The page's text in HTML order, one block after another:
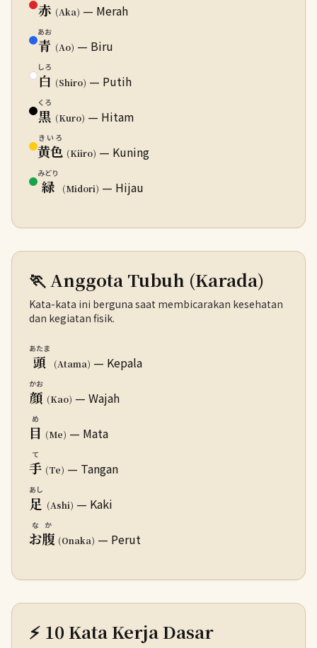
赤 (Aka) — Merah
青
あお
(Ao) — Biru
白
しろ
(Shiro) — Putih
黒
くろ
(Kuro) — Hitam
黄色
きいろ
(Kiiro) — Kuning
緑
みどり
(Midori) — Hijau
🏃 Anggota Tubuh (Karada)
Kata-kata ini berguna saat membicarakan kesehatan
dan kegiatan fisik.
頭
あたま
(Atama) — Kepala
顔
かお
(Kao) — Wajah
目
め
(Me) — Mata
手
て
(Te) — Tangan
足
あし
(Ashi) — Kaki
お腹
なか
(Onaka) — Perut
⚡ 10 Kata Kerja Dasar